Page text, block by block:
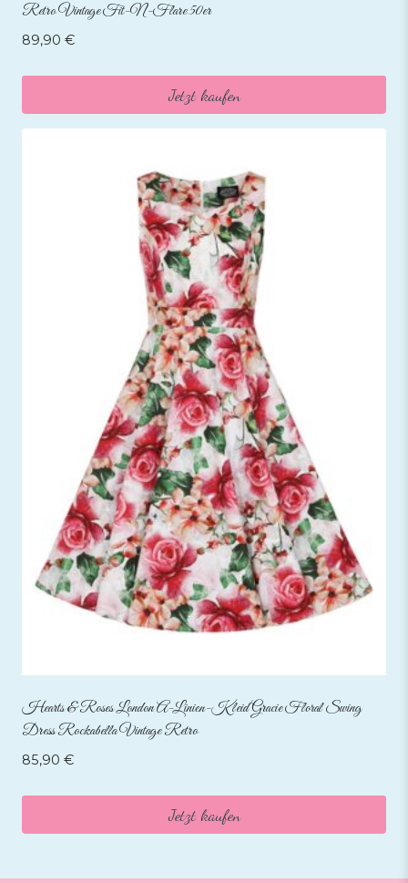
Retro Vintage Fit-N-Flare 50er
89,90 €
Jetzt kaufen
Hearts & Roses London A-Linien-Kleid Gracie Floral Swing
Dress Rockabella Vintage Retro
85,90 €
Jetzt kaufen